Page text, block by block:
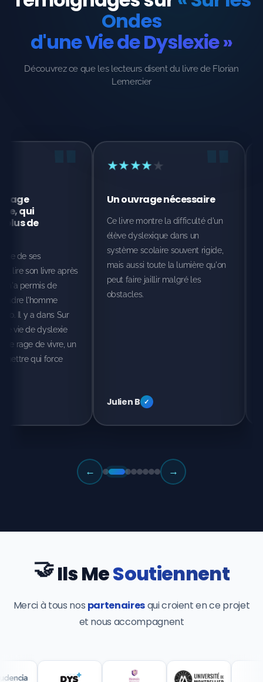
Ondes
d'une Vie de Dyslexie »
Découvrez ce que les lecteurs disent du livre de Florian
Lemercier
"
Un ouvrage nécessaire
Ce livre montre la difficulté d'un
système scolaire souvent rigide,
mais aussi toute la lumière qu'on
peut faire jaillir malgré les
obstacles.
Une voix forte pour
Ce livre devrait être dans
les écoles. Il donne une
ceux qu'on entend trop
← →
🤝Ils MeSoutiennent
Merci à tous nos partenairesqui croient en ce projet
et nous accompagnent